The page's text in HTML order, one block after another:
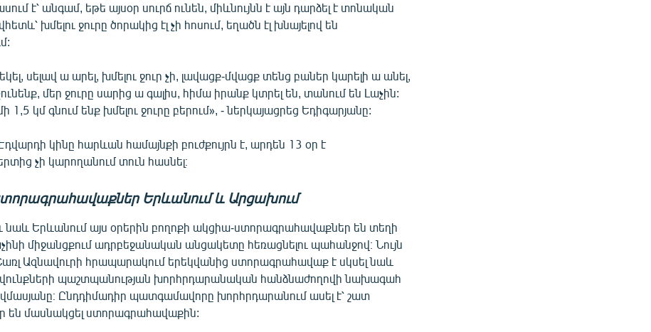
է՝ անգամ, եթե այսօր սուրճ ունեն, միևնույնն է այն դարձել է տոնական
խմելու ջուրը ծորակից էլ չի հոսում, եղածն էլ խնայելով են
սելավ ա արել, խմելու ջուր չի, լավացք-մվացք տենց բաներ կարելի ա անել,
մեր ջուրը սարից ա գալիս, հիմա իրանք կտրել են, տանում են Լաչին:
1,5 կմ գնում ենք խմելու ջուրը բերում», - ներկայացրեց Եդիգարյանը:
կինը հարևան համայնքի բուժքույրն է, արդեն 13 օր է
չի կարողանում տուն հասնել։
Երևանում և Արցախում
նաև Երևանում այս օրերին բողոքի ակցիա-ստորագրահավաքներ են տեղի
միջանցքում ադրբեջանական անցակետը հեռացնելու պահանջով։ Նույն
Ազնավուրի հրապարակում երեկվանից ստորագրահավաք է սկսել նաև
պաշտպանության խորհրդարանական հանձնաժողովի նախագահ
Ընդդիմադիր պատգամավորը խորհրդարանում ասել է՝ շատ
են մասնակցել ստորագրահավաքին: